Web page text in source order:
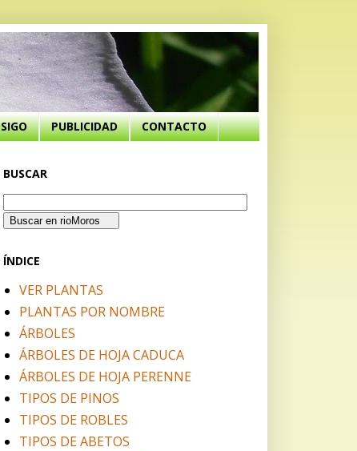
SIGO PUBLICIDAD CONTACTO
BUSCAR
ÍNDICE
VER PLANTAS
PLANTAS POR NOMBRE
ÁRBOLES
ÁRBOLES DE HOJA CADUCA
ÁRBOLES DE HOJA PERENNE
TIPOS DE PINOS
TIPOS DE ROBLES
TIPOS DE ABETOS